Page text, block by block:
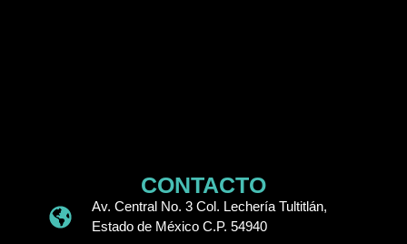
CONTACTO
Av. Central No. 3 Col. Lechería Tultitlán,
Estado de México C.P. 54940